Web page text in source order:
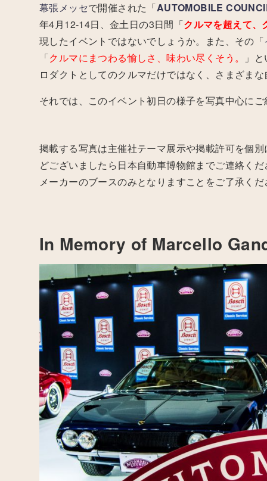
幕張メッセで開催された「AUTOMOBILE
年4月12-14日、金土日の3日間「クルマを超えて、
現したイベントではないでしょうか。また、その「
「クルマにまつわる愉しさ、味わい尽くそう。
」
ロダクトとしてのクルマだけではなく、さまざま
それでは、このイベント初日の様子を写真中心に
掲載する写真は主催社テーマ展示や掲載許可を個
どございましたら日本自動車博物館までご連絡く
メーカーのブースのみとなりますことをご了承く
In Memory of Marcello